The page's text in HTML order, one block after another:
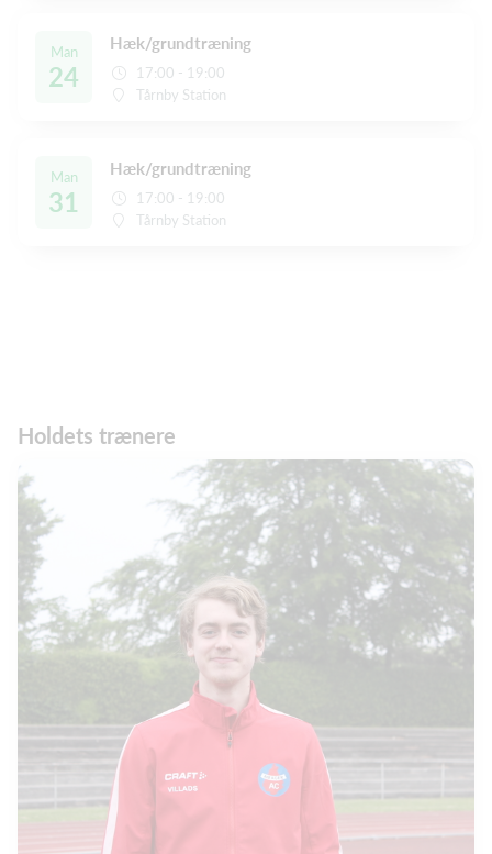
Man
24
Hæk/grundtræning
17:00 - 19:00
Tårnby Station
Man
31
Hæk/grundtræning
17:00 - 19:00
Tårnby Station
Holdets trænere